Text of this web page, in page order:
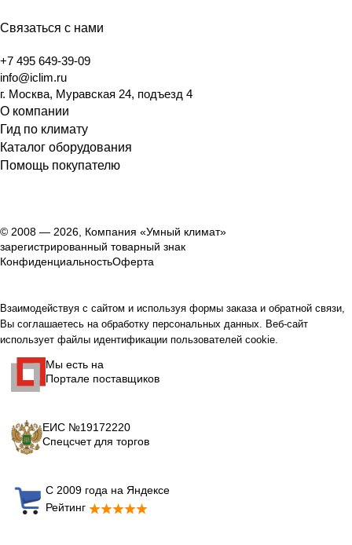
Связаться с нами
+7 495 649-39-09
info@iclim.ru
г. Москва, Муравская 24, подъезд 4
О компании
Гид по климату
Каталог оборудования
Помощь покупателю
© 2008 — 2026, Компания «Умный климат»
зарегистрированный товарный знак
КонфиденциальностьОферта
Взаимодействуя с сайтом и используя формы заказа и обратной связи,
Вы соглашаетесь на обработку персональных данных. Веб-сайт
использует файлы идентификации пользователей cookie.
Мы есть на
Портале поставщиков
ЕИС №19172220
Спецсчет для торгов
С 2009 года на Яндексе
Рейтинг